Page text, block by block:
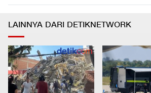
LAINNYA DARI DETIKNETWORK